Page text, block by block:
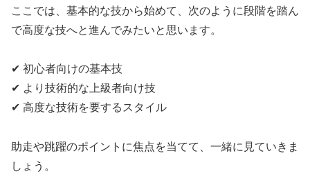
ここでは、基本的な技から始めて、次のように段階を踏ん
で高度な技へと進んでみたいと思います。
✔ 初心者向けの基本技
✔ より技術的な上級者向け技
✔ 高度な技術を要するスタイル
助走や跳躍のポイントに焦点を当てて、一緒に見ていきま
しょう。